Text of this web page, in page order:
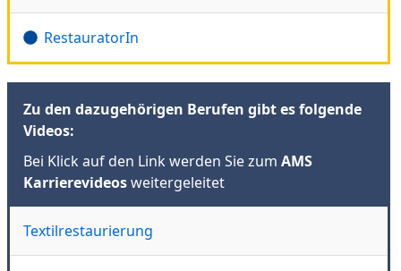
RestauratorIn
Zu den dazugehörigen Berufen gibt es folgende
Videos:
Bei Klick auf den Link werden Sie zum AMS
Karrierevideosweitergeleitet
Textilrestaurierung